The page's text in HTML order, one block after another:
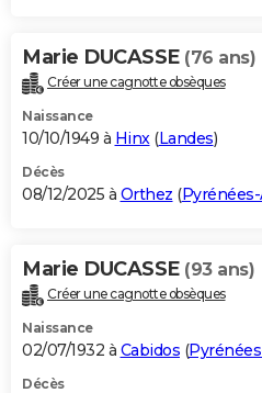
Marie DUCASSE (76 ans)
Créer une cagnotte obsèques
Naissance
10/10/1949 à Hinx(Landes)
Décès
08/12/2025 à Orthez (
Marie DUCASSE (93 ans)
Créer une cagnotte obsèques
Naissance
02/07/1932 à Cabidos (
Décès